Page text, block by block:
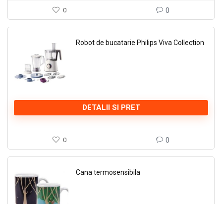
0 0
Robot de bucatarie Philips Viva Collection
DETALII SI PRET
0 0
Cana termosensibila